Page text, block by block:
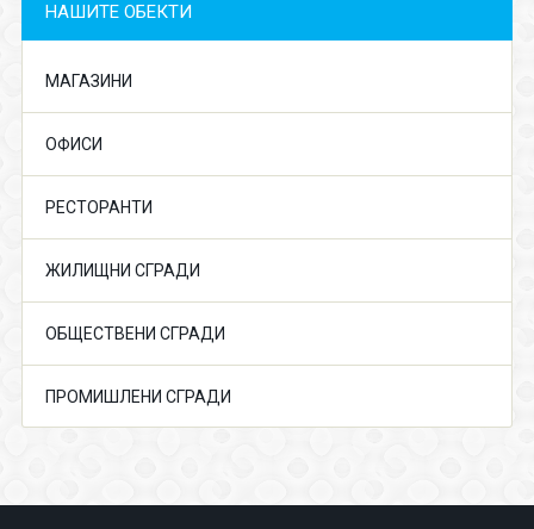
НАШИТЕ ОБЕКТИ
МАГАЗИНИ
ОФИСИ
РЕСТОРАНТИ
ЖИЛИЩНИ СГРАДИ
ОБЩЕСТВЕНИ СГРАДИ
ПРОМИШЛЕНИ СГРАДИ